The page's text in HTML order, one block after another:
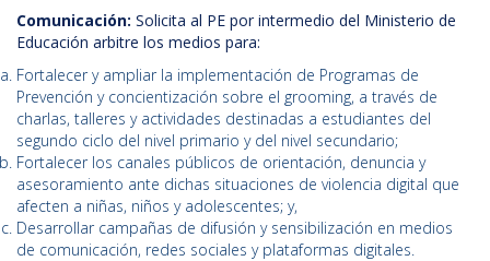
Comunicación: Solicita al PE por intermedio del Ministerio de
Educación arbitre los medios para:
Fortalecer y ampliar la implementación de Programas de
Prevención y concientización sobre el grooming, a través de
charlas, talleres y actividades destinadas a estudiantes del
segundo ciclo del nivel primario y del nivel secundario;
Fortalecer los canales públicos de orientación, denuncia y
asesoramiento ante dichas situaciones de violencia digital que
afecten a niñas, niños y adolescentes; y,
Desarrollar campañas de difusión y sensibilización en medios
de comunicación, redes sociales y plataformas digitales.